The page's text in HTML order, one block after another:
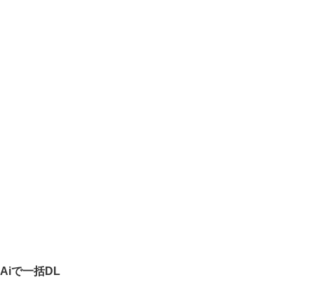
Aiで一括DL